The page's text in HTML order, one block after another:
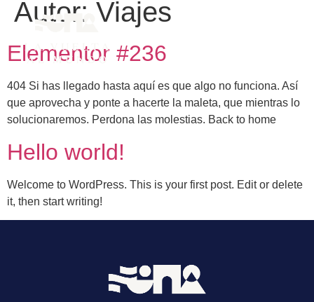
Autor: Viajes
Elementor #236
404 Si has llegado hasta aquí es que algo no funciona. Así
que aprovecha y ponte a hacerte la maleta, que mientras lo
solucionaremos. Perdona las molestias. Back to home
Hello world!
Welcome to WordPress. This is your first post. Edit or delete
it, then start writing!